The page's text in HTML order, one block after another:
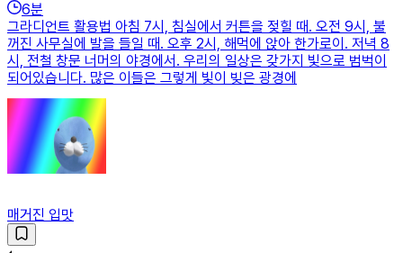
6분
그라디언트 활용법 아침 7시, 침실에서 커튼을 젖힐 때. 오전 9시, 불
꺼진 사무실에 발을 들일 때. 오후 2시, 해먹에 앉아 한가로이. 저녁 8
시, 전철 창문 너머의 야경에서. 우리의 일상은 갖가지 빛으로 범벅이
되어있습니다. 많은 이들은 그렇게 빛이 빚은 광경에
매거진 입맛